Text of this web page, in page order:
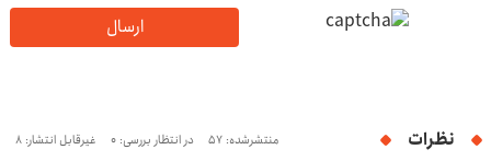
ارسال
نظرات منتشرشده: 57 در انتظار بررسی: 0 غیرقابل انتشار: 8